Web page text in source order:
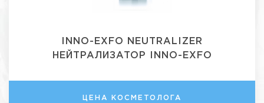
INNO-EXFO NEUTRALIZER
НЕЙТРАЛИЗАТОР INNO-EXFO
ЦЕНА КОСМЕТОЛОГА